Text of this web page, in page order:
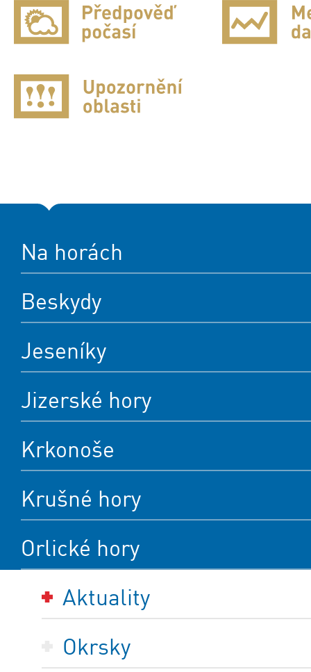
Na horách
Beskydy
Jeseníky
Jizerské hory
Krkonoše
Krušné hory
Orlické hory
Aktuality
Okrsky